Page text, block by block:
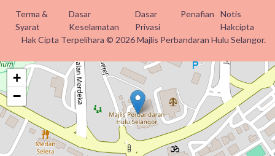
Terma &
Syarat
Dasar
Keselamatan
Dasar
Privasi
Penafian
Notis
Hakcipta
Hak Cipta Terpelihara © 2026 Majlis Perbandaran Hulu Selangor.
+
−